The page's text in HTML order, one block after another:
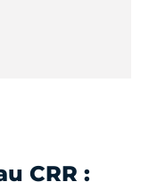
CRR :